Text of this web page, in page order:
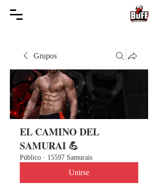
Grupos
EL CAMINO DEL
SAMURAI 💪
Público · 15597 Samurais
Unirse